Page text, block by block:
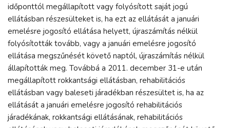
időponttól megállapított vagy folyósított saját jogú
ellátásban részesülteket is, ha ezt az ellátását a januári
emelésre jogosító ellátása helyett, újraszámítás nélkül
folyósították tovább, vagy a januári emelésre jogosító
ellátása megszűnését követő naptól, újraszámítás nélkül
állapították meg. Továbbá a 2011. december 31-e után
megállapított rokkantsági ellátásban, rehabilitációs
ellátásban vagy baleseti járadékban részesültet is, ha az
ellátását a januári emelésre jogosító rehabilitációs
járadékának, rokkantsági ellátásának, rehabilitációs